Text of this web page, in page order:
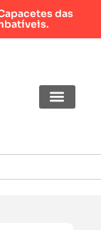
das